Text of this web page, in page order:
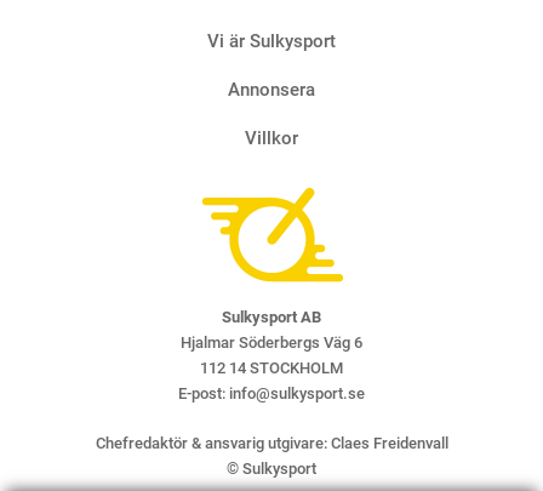
Vi är Sulkysport
Annonsera
Villkor
Sulkysport AB
Hjalmar Söderbergs Väg 6
112 14 STOCKHOLM
E-post: info@sulkysport.se
Chefredaktör & ansvarig utgivare: Claes Freidenvall
© Sulkysport